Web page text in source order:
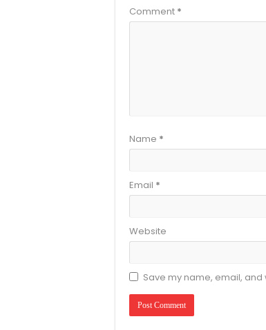
Comment *
Name *
Email *
Website
Save my name, email,